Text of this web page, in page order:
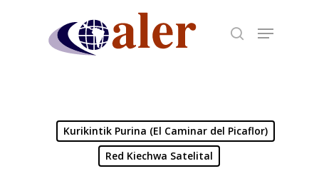
Kurikintik Purina (El Caminar del Picaflor)
Red Kiechwa Satelital